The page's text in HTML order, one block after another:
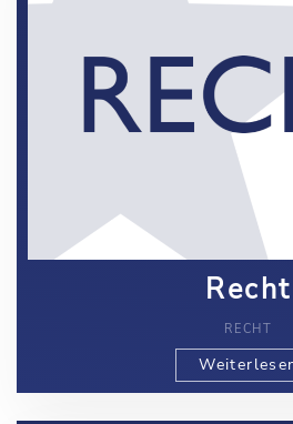
Recht
RECHT